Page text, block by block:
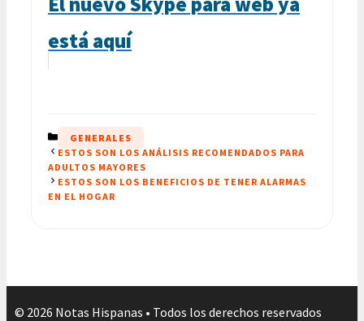
está aquí
CATEGORÍAS
GENERALES
ESTOS SON LOS ANÁLISIS RECOMENDADOS PARA
ADULTOS MAYORES
ESTOS SON LOS BENEFICIOS DE TENER ALARMAS
EN EL HOGAR
© 2026 Notas Hispanas • Todos los derechos reservados